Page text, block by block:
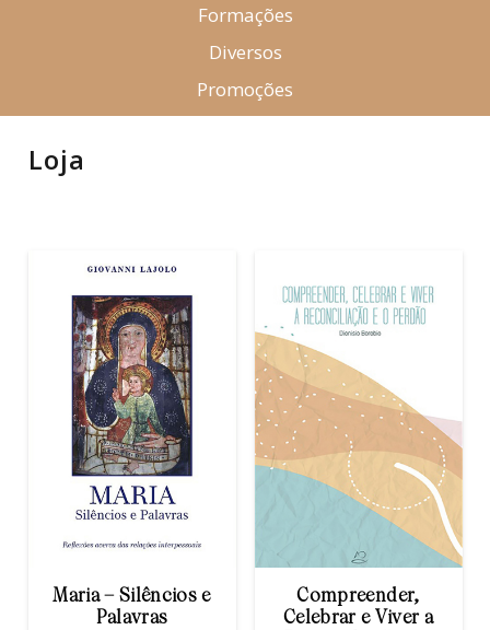
Formações
Diversos
Promoções
Loja
Maria – Silêncios e
Palavras
Compreender,
Celebrar e Viver a